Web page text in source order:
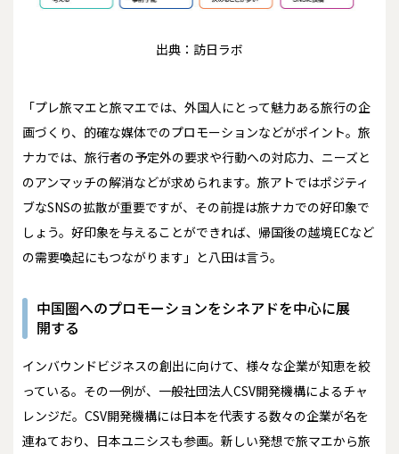
出典：訪日ラボ
「プレ旅マエと旅マエでは、外国人にとって魅力ある旅行の企
画づくり、的確な媒体でのプロモーションなどがポイント。旅
ナカでは、旅行者の予定外の要求や行動への対応力、ニーズと
のアンマッチの解消などが求められます。旅アトではポジティ
ブなSNSの拡散が重要ですが、その前提は旅ナカでの好印象で
しょう。好印象を与えることができれば、帰国後の越境ECなど
の需要喚起にもつながります」と八田は言う。
中国圏へのプロモーションをシネアドを中心に展
開する
インバウンドビジネスの創出に向けて、様々な企業が知恵を絞
っている。その一例が、一般社団法人CSV開発機構によるチャ
レンジだ。CSV開発機構には日本を代表する数々の企業が名を
連ねており、日本ユニシスも参画。新しい発想で旅マエから旅